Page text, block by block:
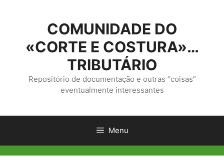
conteúdo
COMUNIDADE DO
«CORTE E COSTURA»…
TRIBUTÁRIO
Repositório de documentação e outras “coisas”
eventualmente interessantes
Menu